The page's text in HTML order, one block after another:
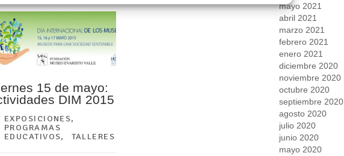
15 de mayo:
DIM 2015
EXPOSICIONES,
PROGRAMAS
EDUCATIVOS, TALLERES
mayo 2021
abril 2021
marzo 2021
febrero 2021
enero 2021
diciembre 2020
noviembre 2020
octubre 2020
septiembre 2020
agosto 2020
julio 2020
junio 2020
mayo 2020